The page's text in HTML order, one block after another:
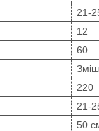
21-
12
60
220
21-
50